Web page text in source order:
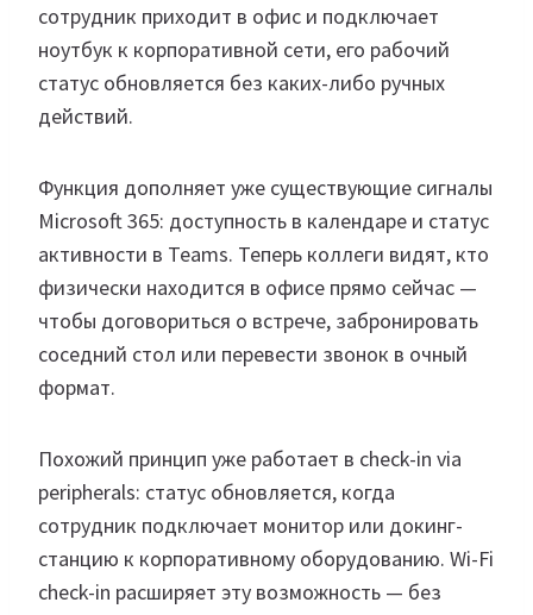
сотрудник приходит в офис и подключает
ноутбук к корпоративной сети, его рабочий
статус обновляется без каких-либо ручных
действий.
Функция дополняет уже существующие сигналы
Microsoft 365: доступность в календаре и статус
активности в Teams. Теперь коллеги видят, кто
физически находится в офисе прямо сейчас —
чтобы договориться о встрече, забронировать
соседний стол или перевести звонок в очный
формат.
Похожий принцип уже работает в check-in via
peripherals: статус обновляется, когда
сотрудник подключает монитор или докинг-
станцию к корпоративному оборудованию. Wi-Fi
check-in расширяет эту возможность — без